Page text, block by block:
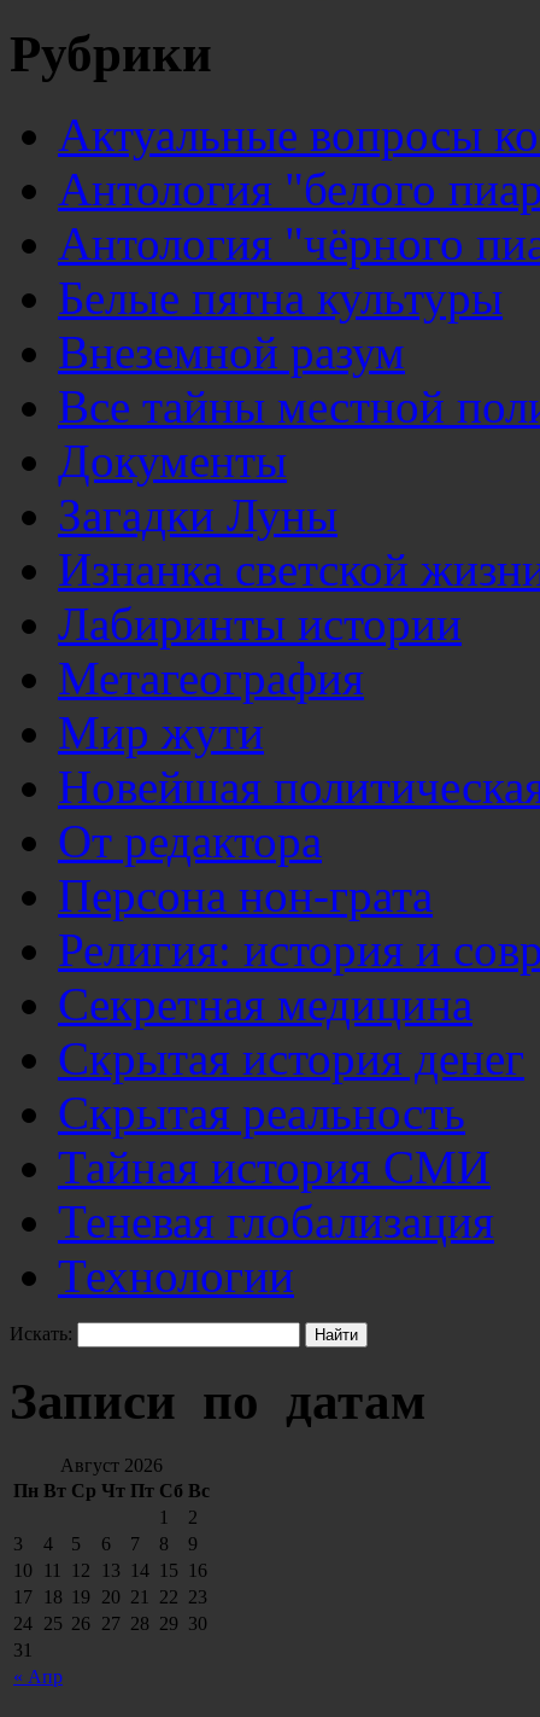
Рубрики
Актуальные вопросы
Антология "белого
Антология "чёрного
Белые пятна культуры
Внеземной разум
Все тайны местной
Документы
Загадки Луны
Изнанка светской
Лабиринты истории
Метагеография
Мир жути
Новейшая
От редактора
Персона нон-грата
Религия: история и
Секретная медицина
Скрытая история денег
Скрытая реальность
Тайная история СМИ
Теневая глобализация
Технологии
Искать:
Записи по датам
Август 2026
Пн Вт Ср Чт Пт Сб Вс
« Апр
1
2
3
4 5 6 7 8
9
10
11 12 13 14 15
16
17
18 19 20 21 22 23
24 25 26 27 28 29 30
31